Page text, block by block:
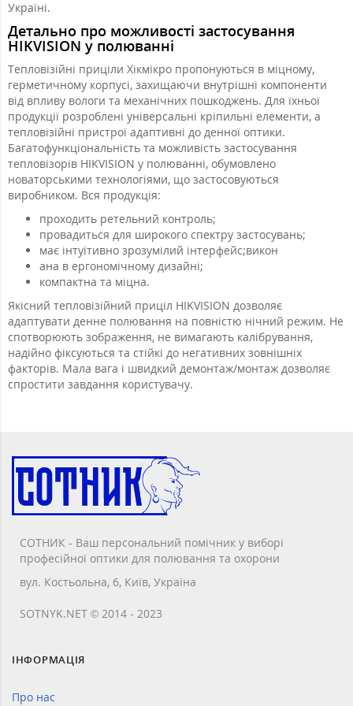
Україні.
Детально про можливості застосування
HIKVISION у полюванні
Тепловізійні приціли Хікмікро пропонуються в міцному,
герметичному корпусі, захищаючи внутрішні компоненти
від впливу вологи та механічних пошкоджень. Для їхньої
продукції розроблені універсальні кріпильні елементи, а
тепловізійні пристрої адаптивні до денної оптики.
Багатофункціональність та можливість застосування
тепловізорів HIKVISION у полюванні, обумовлено
новаторськими технологіями, що застосовуються
виробником. Вся продукція:
проходить ретельний контроль;
провадиться для широкого спектру застосувань;
має інтуїтивно зрозумілий інтерфейс;викон
ана в ергономічному дизайні;
компактна та міцна.
Якісний тепловізійний приціл HIKVISION дозволяє
адаптувати денне полювання на повністю нічний режим. Не
спотворюють зображення, не вимагають калібрування,
надійно фіксуються та стійкі до негативних зовнішніх
факторів. Мала вага і швидкий демонтаж/монтаж дозволяє
спростити завдання користувачу.
СОТНИК - Ваш персональний помічник у виборі
професійної оптики для полювання та охорони
вул. Костьольна, 6, Київ, Україна
SOTNYK.NET © 2014 - 2023
ІНФОРМАЦІЯ
Про нас